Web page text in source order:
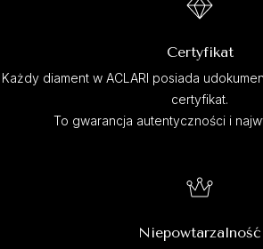
Certyfikat
Każdy diament w ACLARI posiada
certyfikat.
To gwarancja autentyczności i
Niepowtarzalność